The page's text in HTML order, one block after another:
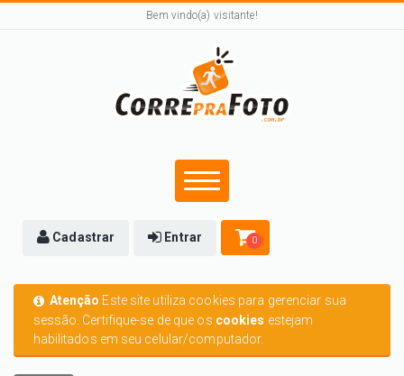
Bem vindo(a) visitante!
Cadastrar Entrar 0
Atenção Este site utiliza cookies para gerenciar sua
sessão. Certifique-se de que os cookies estejam
habilitados em seu celular/computador.